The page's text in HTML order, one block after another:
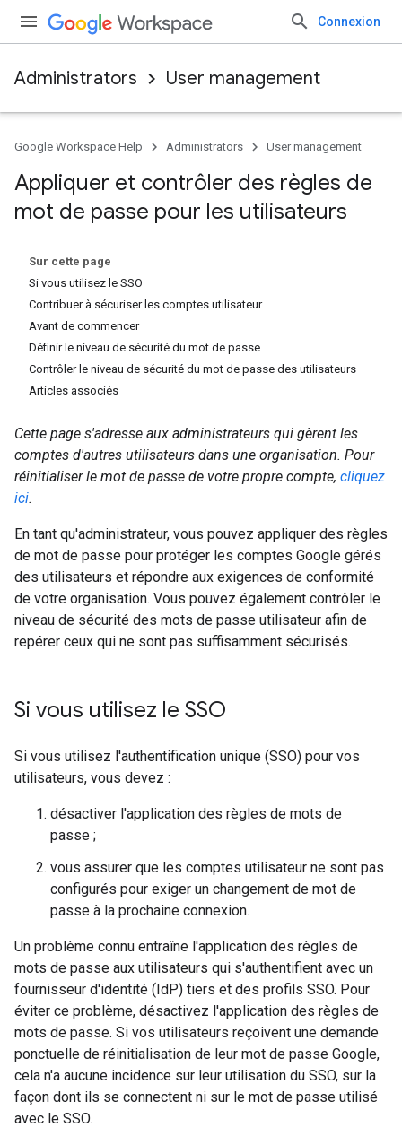
Connexion
Administrators User management
Google Workspace Help Administrators User management
Appliquer et contrôler des règles de
mot de passe pour les utilisateurs
Sur cette page
Si vous utilisez le SSO
Contribuer à sécuriser les comptes utilisateur
Avant de commencer
Définir le niveau de sécurité du mot de passe
Contrôler le niveau de sécurité du mot de passe des utilisateurs
Articles associés
Cette page s'adresse aux administrateurs qui gèrent les
comptes d'autres utilisateurs dans une organisation. Pour
réinitialiser le mot de passe de votre propre compte, cliquez
ici.
En tant qu'administrateur, vous pouvez appliquer des règles
de mot de passe pour protéger les comptes Google gérés
des utilisateurs et répondre aux exigences de conformité
de votre organisation. Vous pouvez également contrôler le
niveau de sécurité des mots de passe utilisateur afin de
repérer ceux qui ne sont pas suffisamment sécurisés.
Si vous utilisez le SSO
Si vous utilisez l'authentification unique (SSO) pour vos
utilisateurs, vous devez :
désactiver l'application des règles de mots de
passe ;
vous assurer que les comptes utilisateur ne sont pas
configurés pour exiger un changement de mot de
passe à la prochaine connexion.
Un problème connu entraîne l'application des règles de
mots de passe aux utilisateurs qui s'authentifient avec un
fournisseur d'identité (IdP) tiers et des profils SSO. Pour
éviter ce problème, désactivez l'application des règles de
mots de passe. Si vos utilisateurs reçoivent une demande
ponctuelle de réinitialisation de leur mot de passe Google,
cela n'a aucune incidence sur leur utilisation du SSO, sur la
façon dont ils se connectent ni sur le mot de passe utilisé
avec le SSO.